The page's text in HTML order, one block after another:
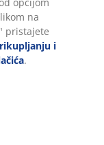
opcijom
na
pristajete
i
.